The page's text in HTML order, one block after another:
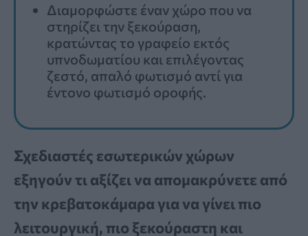
Διαμορφώστε έναν χώρο που να
στηρίζει την ξεκούραση,
κρατώντας το γραφείο εκτός
υπνοδωματίου και επιλέγοντας
ζεστό, απαλό φωτισμό αντί για
έντονο φωτισμό οροφής.
Σχεδιαστές εσωτερικών χώρων
εξηγούν τι αξίζει να απομακρύνετε από
την κρεβατοκάμαρα για να γίνει πιο
λειτουργική, πιο ξεκούραστη και